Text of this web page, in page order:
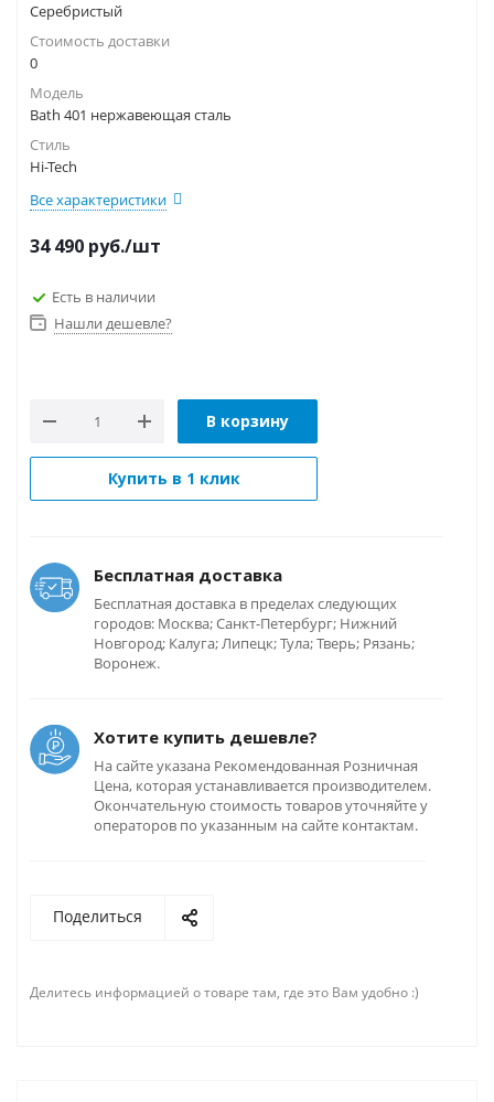
Серебристый
Стоимость доставки
0
Модель
Bath 401 нержавеющая сталь
Стиль
Hi-Tech
Все характеристики
34 490 руб./шт
Есть в наличии
Нашли дешевле?
В корзину
Купить в 1 клик
Бесплатная доставка
Бесплатная доставка в пределах следующих
городов: Москва; Санкт-Петербург; Нижний
Новгород; Калуга; Липецк; Тула; Тверь; Рязань;
Воронеж.
Хотите купить дешевле?
На сайте указана Рекомендованная Розничная
Цена, которая устанавливается производителем.
Окончательную стоимость товаров уточняйте у
операторов по указанным на сайте контактам.
Поделиться
Делитесь информацией о товаре там, где это Вам удобно :)